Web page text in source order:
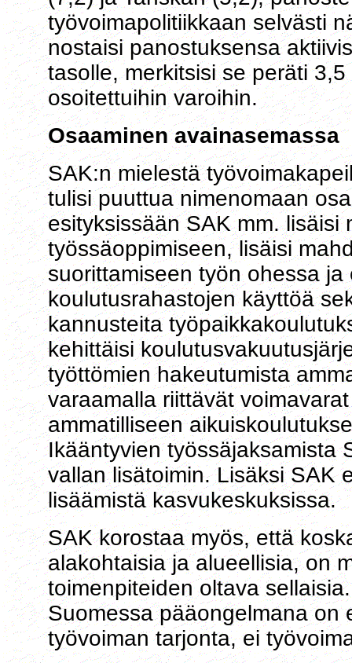
työvoimapolitiikkaan selvästi
nostaisi panostuksensa
tasolle, merkitsisi se peräti
osoitettuihin varoihin.
Osaaminen avainasemassa
SAK:n mielestä
tulisi puuttua nimenomaan
esityksissään SAK mm. lisäisi
työssäoppimiseen, lisäisi
suorittamiseen työn ohessa
koulutusrahastojen käyttöä
kannusteita
kehittäisi
työttömien hakeutumista
varaamalla riittävät
ammatilliseen
Ikääntyvien työssäjaksamista
vallan lisätoimin. Lisäksi SAK
lisäämistä kasvukeskuksissa.
SAK korostaa myös, että
alakohtaisia ja alueellisia, on
toimenpiteiden oltava
Suomessa pääongelmana on
työvoiman tarjonta, ei